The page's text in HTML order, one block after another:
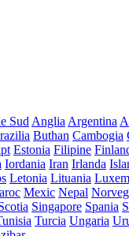
Sud Anglia Argentina
Buthan Cambogia
Estonia Filipine
Iordania Iran Irlanda
Letonia Lituania
Mexic Nepal
Singapore Spania
Turcia Ungaria